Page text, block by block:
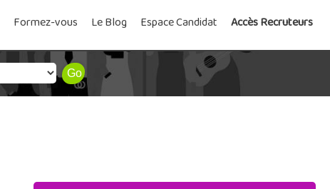
Formez-vous Le Blog Espace Candidat Accès Recruteurs